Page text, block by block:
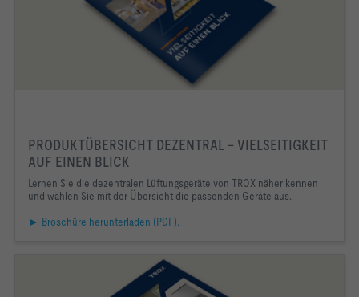
​PRODUKTÜBERSICHT DEZENTRAL - VIELSEITIGKEIT
AUF EINEN BLICK
Lernen Sie die dezentralen Lüftungsgeräte von TROX näher kennen
und wählen Sie mit der Übersicht die passenden Geräte aus.
► Broschüre herunterladen (PDF).